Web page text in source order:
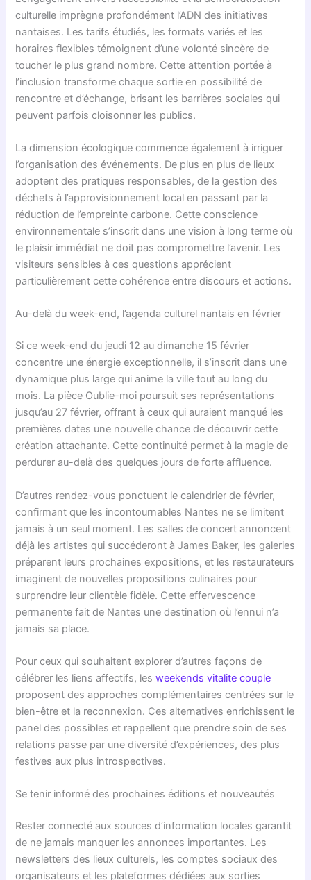
culturelle imprègne profondément l’ADN des initiatives
nantaises. Les tarifs étudiés, les formats variés et les
horaires flexibles témoignent d’une volonté sincère de
toucher le plus grand nombre. Cette attention portée à
l’inclusion transforme chaque sortie en possibilité de
rencontre et d’échange, brisant les barrières sociales qui
peuvent parfois cloisonner les publics.
La dimension écologique commence également à irriguer
l’organisation des événements. De plus en plus de lieux
adoptent des pratiques responsables, de la gestion des
déchets à l’approvisionnement local en passant par la
réduction de l’empreinte carbone. Cette conscience
environnementale s’inscrit dans une vision à long terme où
le plaisir immédiat ne doit pas compromettre l’avenir. Les
visiteurs sensibles à ces questions apprécient
particulièrement cette cohérence entre discours et actions.
Au-delà du week-end, l’agenda culturel nantais en février
Si ce week-end du jeudi 12 au dimanche 15 février
concentre une énergie exceptionnelle, il s’inscrit dans une
dynamique plus large qui anime la ville tout au long du
mois. La pièce Oublie-moi poursuit ses représentations
jusqu’au 27 février, offrant à ceux qui auraient manqué les
premières dates une nouvelle chance de découvrir cette
création attachante. Cette continuité permet à la magie de
perdurer au-delà des quelques jours de forte affluence.
D’autres rendez-vous ponctuent le calendrier de février,
confirmant que les incontournables Nantes ne se limitent
jamais à un seul moment. Les salles de concert annoncent
déjà les artistes qui succéderont à James Baker, les galeries
préparent leurs prochaines expositions, et les restaurateurs
imaginent de nouvelles propositions culinaires pour
surprendre leur clientèle fidèle. Cette effervescence
permanente fait de Nantes une destination où l’ennui n’a
jamais sa place.
Pour ceux qui souhaitent explorer d’autres façons de
célébrer les liens affectifs, lesweekends vitalite couple
proposent des approches complémentaires centrées sur le
bien-être et la reconnexion. Ces alternatives enrichissent le
panel des possibles et rappellent que prendre soin de ses
relations passe par une diversité d’expériences, des plus
festives aux plus introspectives.
Se tenir informé des prochaines éditions et nouveautés
Rester connecté aux sources d’information locales garantit
de ne jamais manquer les annonces importantes. Les
newsletters des lieux culturels, les comptes sociaux des
organisateurs et les plateformes dédiées aux sorties